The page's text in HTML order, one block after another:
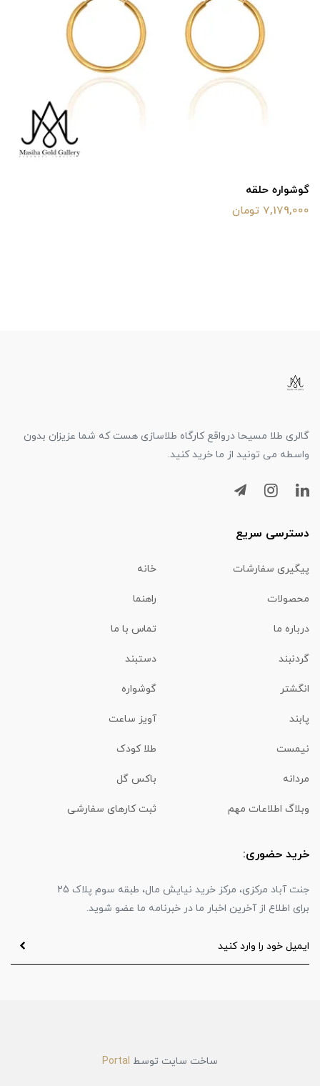
گوشواره حلقه
7,179,000 تومان
گالری طلا مسیحا درواقع کارگاه طلاسازی هست که شما عزیزان بدون
واسطه می تونید از ما خرید کنید.
دسترسی سریع
پیگیری سفارشات خانه
محصولات راهنما
درباره ما تماس با ما
گردنبند دستبند
انگشتر گوشواره
پابند آویز ساعت
نیمست طلا کودک
مردانه باکس گل
وبلاگ اطلاعات مهم ثبت کارهای سفارشی
خرید حضوری:
جنت آباد مرکزی، مرکز خرید نیایش مال، طبقه سوم پلاک 25
برای اطلاع از آخرین اخبار ما در خبرنامه ما عضو شوید.
ساخت سایت توسط Portal